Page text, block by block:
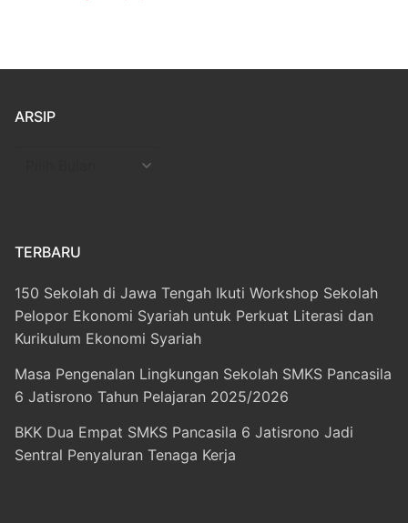
ARSIP
TERBARU
150 Sekolah di Jawa Tengah Ikuti Workshop Sekolah
Pelopor Ekonomi Syariah untuk Perkuat Literasi dan
Kurikulum Ekonomi Syariah
Masa Pengenalan Lingkungan Sekolah SMKS Pancasila
6 Jatisrono Tahun Pelajaran 2025/2026
BKK Dua Empat SMKS Pancasila 6 Jatisrono Jadi
Sentral Penyaluran Tenaga Kerja